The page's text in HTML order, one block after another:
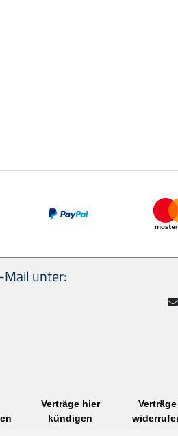
Wir
Mail unter:
Verträge hier
kündigen
Verträge